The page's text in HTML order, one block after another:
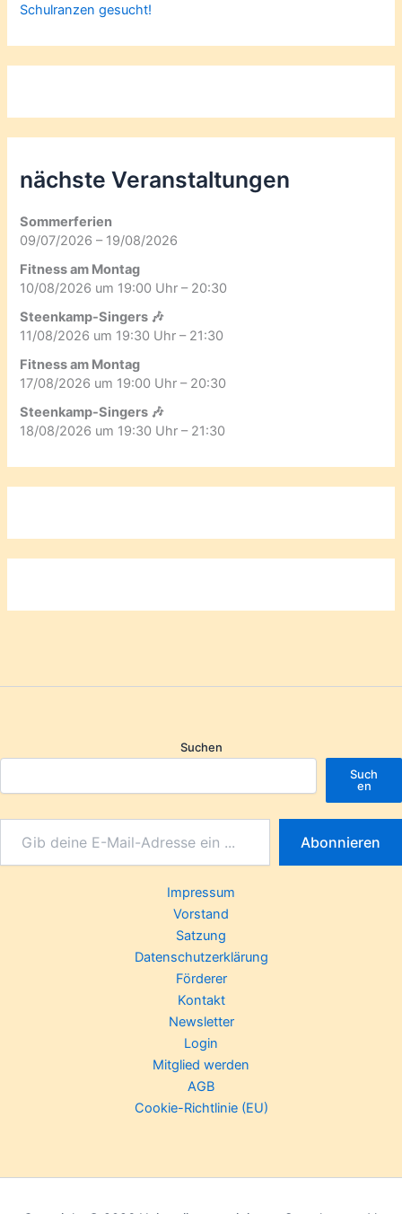
Schulranzen gesucht!
nächste Veranstaltungen
Sommerferien
09/07/2026 – 19/08/2026
Fitness am Montag
10/08/2026 um 19:00 Uhr – 20:30
Steenkamp-Singers 🎶
11/08/2026 um 19:30 Uhr – 21:30
Fitness am Montag
17/08/2026 um 19:00 Uhr – 20:30
Steenkamp-Singers 🎶
18/08/2026 um 19:30 Uhr – 21:30
Suchen
Such
en
Abonnieren
Impressum
Vorstand
Satzung
Datenschutzerklärung
Förderer
Kontakt
Newsletter
Login
Mitglied werden
AGB
Cookie-Richtlinie (EU)